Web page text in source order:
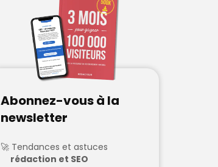
Abonnez-vous à la
newsletter
Tendances et astuces
rédaction et SEO